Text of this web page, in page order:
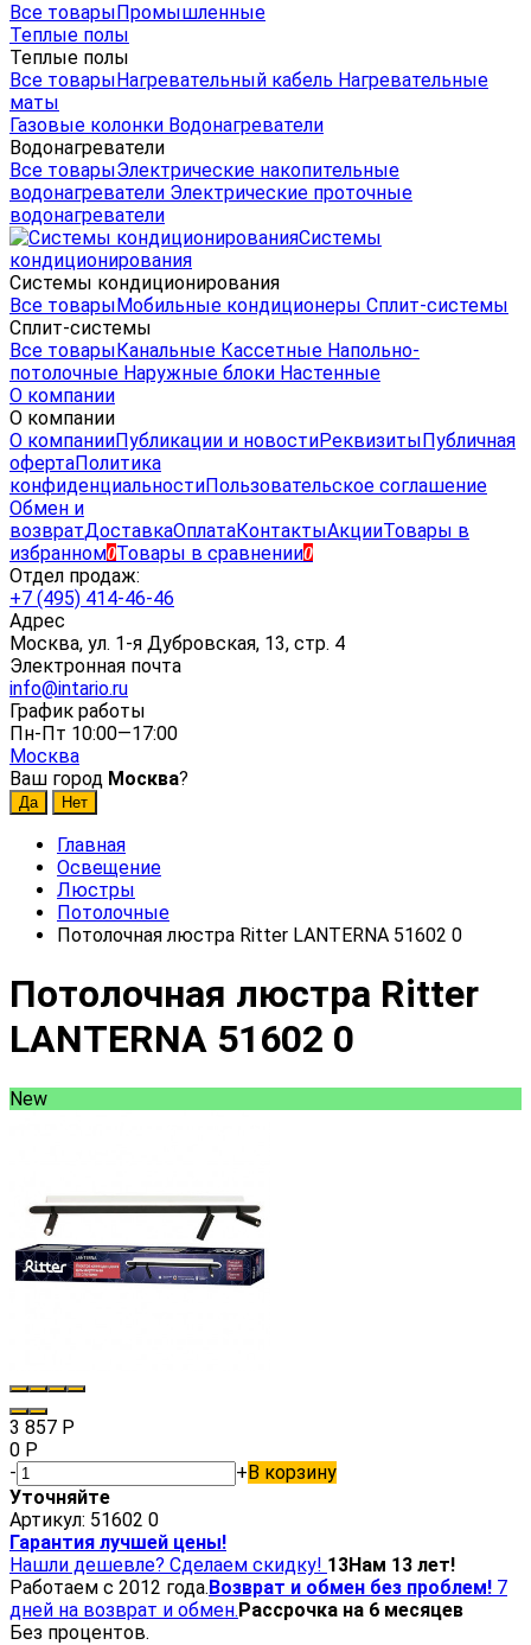
Все товарыПромышленные
Теплые полы
Теплые полы
Все товарыНагревательный кабель Нагревательные
маты
Газовые колонки Водонагреватели
Водонагреватели
Все товарыЭлектрические накопительные
водонагреватели Электрические проточные
водонагреватели
Системы
кондиционирования
Системы кондиционирования
Все товарыМобильные кондиционеры Сплит-системы
Сплит-системы
Все товарыКанальные Кассетные Напольно-
потолочные Наружные блоки Настенные
О компании
О компании
О компанииПубликации и новостиРеквизитыПубличная
офертаПолитика
конфиденциальностиПользовательское соглашение
Обмен и
возвратДоставкаОплатаКонтактыАкцииТовары в
избранном0Товары в сравнении0
Отдел продаж:
+7 (495) 414-46-46
Адрес
Москва, ул. 1-я Дубровская, 13, стр. 4
Электронная почта
info@intario.ru
График работы
Пн-Пт 10:00—17:00
Москва
Ваш город Москва?
Главная
Освещение
Люстры
Потолочные
Потолочная люстра Ritter LANTERNA 51602 0
Потолочная люстра Ritter
LANTERNA 51602 0
New
3 857 Р
0 Р
-
+В корзину
Уточняйте
Артикул: 51602 0
Гарантия лучшей цены!
Нашли дешевле? Сделаем скидку! 13Нам 13 лет!
Работаем с 2012 года.Возврат и обмен без проблем! 7
дней на возврат и обмен.Рассрочка на 6 месяцев
Без процентов.